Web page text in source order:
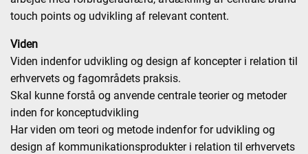
touch points og udvikling af relevant content.
Viden
Viden indenfor udvikling og design af koncepter i relation til
erhvervets og fagområdets praksis.
Skal kunne forstå og anvende centrale teorier og metoder
inden for konceptudvikling
Har viden om teori og metode indenfor for udvikling og
design af kommunikationsprodukter i relation til erhvervets